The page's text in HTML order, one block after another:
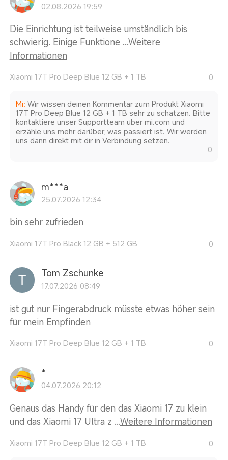
02.08.2026 19:59
Die Einrichtung ist teilweise umständlich bis
schwierig. Einige Funktione ...Weitere
Informationen
Xiaomi 17T Pro Deep Blue 12 GB + 1 TB 0
Mi: Wir wissen deinen Kommentar zum Produkt Xiaomi
17T Pro Deep Blue 12 GB + 1 TB sehr zu schätzen. Bitte
kontaktiere unser Supportteam über mi.com und
erzähle uns mehr darüber, was passiert ist. Wir werden
uns dann direkt mit dir in Verbindung setzen.
0
m***a
25.07.2026 12:34
bin sehr zufrieden
Xiaomi 17T Pro Black 12 GB + 512 GB 0
Tom Zschunke
17.07.2026 08:49
ist gut nur Fingerabdruck müsste etwas höher sein
für mein Empfinden
Xiaomi 17T Pro Deep Blue 12 GB + 1 TB 0
*
04.07.2026 20:12
Genaus das Handy für den das Xiaomi 17 zu klein
und das Xiaomi 17 Ultra z ...Weitere Informationen
Xiaomi 17T Pro Deep Blue 12 GB + 1 TB 0